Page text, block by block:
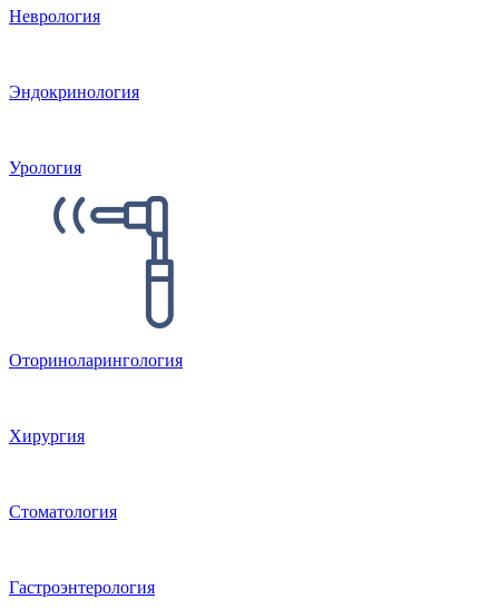
Неврология
Эндокринология
Урология
Оториноларингология
Хирургия
Стоматология
Гастроэнтерология